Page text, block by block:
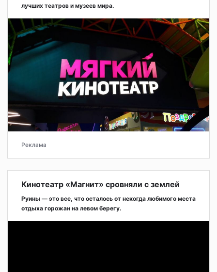
лучших театров и музеев мира.
Реклама
Кинотеатр «Магнит» сровняли с землей
Руины — это все, что осталось от некогда любимого места
отдыха горожан на левом берегу.